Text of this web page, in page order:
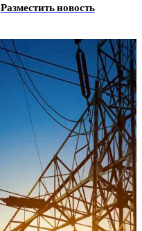
Разместить новость